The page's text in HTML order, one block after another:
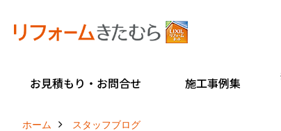
お見積もり・お問合せ 施工事例集
ホーム スタッフブログ